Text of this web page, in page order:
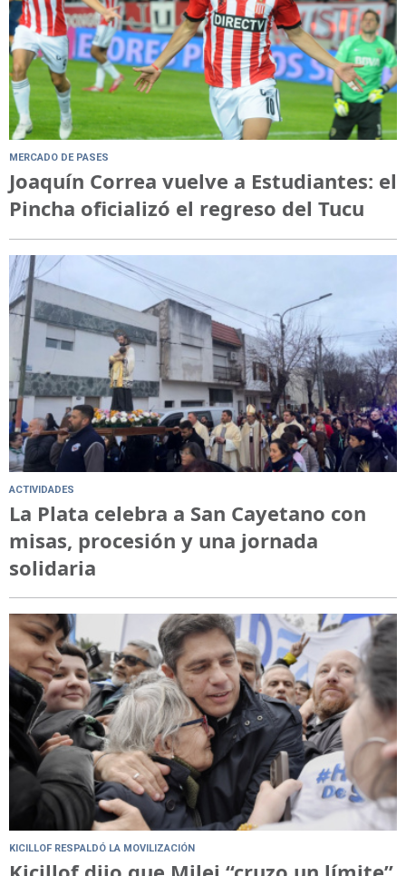
MERCADO DE PASES
Joaquín Correa vuelve a Estudiantes: el
Pincha oficializó el regreso del Tucu
ACTIVIDADES
La Plata celebra a San Cayetano con
misas, procesión y una jornada
solidaria
KICILLOF RESPALDÓ LA MOVILIZACIÓN